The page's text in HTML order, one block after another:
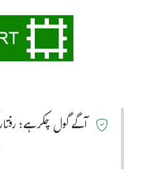
آگے گول چکر ہے؛ رفتار